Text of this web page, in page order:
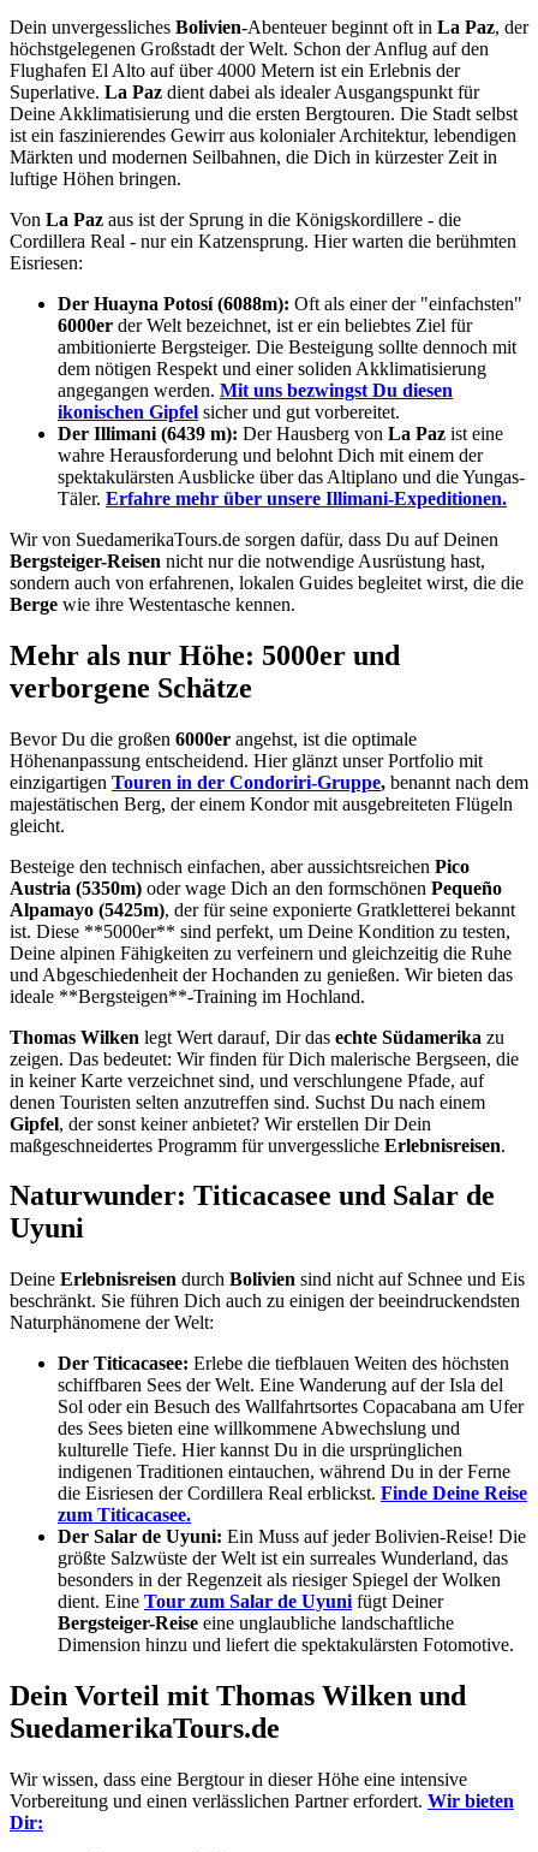
Dein unvergessliches Bolivien-Abenteuer beginnt oft in La Paz, der
höchstgelegenen Großstadt der Welt. Schon der Anflug auf den
Flughafen El Alto auf über 4000 Metern ist ein Erlebnis der
Superlative. La Paz dient dabei als idealer Ausgangspunkt für
Deine Akklimatisierung und die ersten Bergtouren. Die Stadt selbst
ist ein faszinierendes Gewirr aus kolonialer Architektur, lebendigen
Märkten und modernen Seilbahnen, die Dich in kürzester Zeit in
luftige Höhen bringen.
Von La Paz aus ist der Sprung in die Königskordillere - die
Cordillera Real - nur ein Katzensprung. Hier warten die berühmten
Eisriesen:
Der Huayna Potosí (6088m): Oft als einer der "einfachsten"
6000er der Welt bezeichnet, ist er ein beliebtes Ziel für
ambitionierte Bergsteiger. Die Besteigung sollte dennoch mit
dem nötigen Respekt und einer soliden Akklimatisierung
angegangen werden. Mit uns bezwingst Du diesen
ikonischen Gipfel sicher und gut vorbereitet.
Der Illimani (6439 m): Der Hausberg von La Paz ist eine
wahre Herausforderung und belohnt Dich mit einem der
spektakulärsten Ausblicke über das Altiplano und die Yungas-
Täler. Erfahre mehr über unsere Illimani-Expeditionen.
Wir von SuedamerikaTours.de sorgen dafür, dass Du auf Deinen
Bergsteiger-Reisen nicht nur die notwendige Ausrüstung hast,
sondern auch von erfahrenen, lokalen Guides begleitet wirst, die die
Berge wie ihre Westentasche kennen.
Mehr als nur Höhe: 5000er und
verborgene Schätze
Bevor Du die großen 6000er angehst, ist die optimale
Höhenanpassung entscheidend. Hier glänzt unser Portfolio mit
einzigartigen Touren in der Condoriri-Gruppe, benannt nach dem
majestätischen Berg, der einem Kondor mit ausgebreiteten Flügeln
gleicht.
Besteige den technisch einfachen, aber aussichtsreichen Pico
Austria (5350m) oder wage Dich an den formschönen Pequeño
Alpamayo (5425m), der für seine exponierte Gratkletterei bekannt
ist. Diese **5000er** sind perfekt, um Deine Kondition zu testen,
Deine alpinen Fähigkeiten zu verfeinern und gleichzeitig die Ruhe
und Abgeschiedenheit der Hochanden zu genießen. Wir bieten das
ideale **Bergsteigen**-Training im Hochland.
Thomas Wilken legt Wert darauf, Dir das echte Südamerika zu
zeigen. Das bedeutet: Wir finden für Dich malerische Bergseen, die
in keiner Karte verzeichnet sind, und verschlungene Pfade, auf
denen Touristen selten anzutreffen sind. Suchst Du nach einem
Gipfel, der sonst keiner anbietet? Wir erstellen Dir Dein
maßgeschneidertes Programm für unvergessliche Erlebnisreisen.
Naturwunder: Titicacasee und Salar de
Uyuni
Deine Erlebnisreisen durch Bolivien sind nicht auf Schnee und Eis
beschränkt. Sie führen Dich auch zu einigen der beeindruckendsten
Naturphänomene der Welt:
Der Titicacasee: Erlebe die tiefblauen Weiten des höchsten
schiffbaren Sees der Welt. Eine Wanderung auf der Isla del
Sol oder ein Besuch des Wallfahrtsortes Copacabana am Ufer
des Sees bieten eine willkommene Abwechslung und
kulturelle Tiefe. Hier kannst Du in die ursprünglichen
indigenen Traditionen eintauchen, während Du in der Ferne
die Eisriesen der Cordillera Real erblickst. Finde Deine Reise
zum Titicacasee.
Der Salar de Uyuni: Ein Muss auf jeder Bolivien-Reise! Die
größte Salzwüste der Welt ist ein surreales Wunderland, das
besonders in der Regenzeit als riesiger Spiegel der Wolken
dient. Eine Tour zum Salar de Uyuni fügt Deiner
Bergsteiger-Reise eine unglaubliche landschaftliche
Dimension hinzu und liefert die spektakulärsten Fotomotive.
Dein Vorteil mit Thomas Wilken und
SuedamerikaTours.de
Wir wissen, dass eine Bergtour in dieser Höhe eine intensive
Vorbereitung und einen verlässlichen Partner erfordert. Wir bieten
Dir: